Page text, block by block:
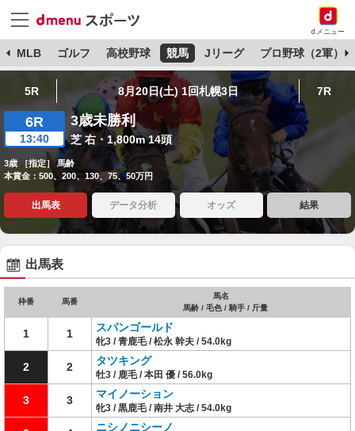
dメニュー
MLB ゴルフ 高校野球 競馬 Jリーグ プロ野球（2軍）
5R 8月20日(土) 1回札幌3日 7R
6R
13:40
3歳未勝利
芝 右・1,800m 14頭
3歳 ［指定］ 馬齢
本賞金：500、200、130、75、50万円
出馬表 データ分析 オッズ 結果
出馬表
枠番 馬番
馬名
馬齢 / 毛色 / 騎手 / 斤量
1 1 スパンゴールド
牝3 / 青鹿毛 / 松永 幹夫 / 54.0kg
2 2 タツキング
牡3 / 鹿毛 / 本田 優 / 56.0kg
3 3 マイノーション
牝3 / 黒鹿毛 / 南井 大志 / 54.0kg
ニシノニシーノ